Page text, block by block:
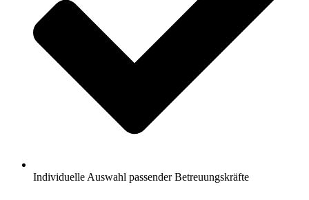
Individuelle Auswahl passender Betreuungskräfte